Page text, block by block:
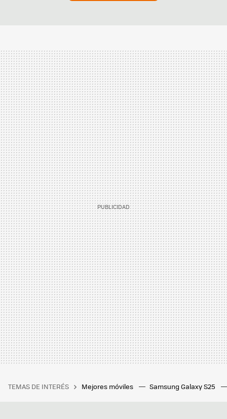
TEMAS DE INTERÉS Mejores móviles Samsung Galaxy S25